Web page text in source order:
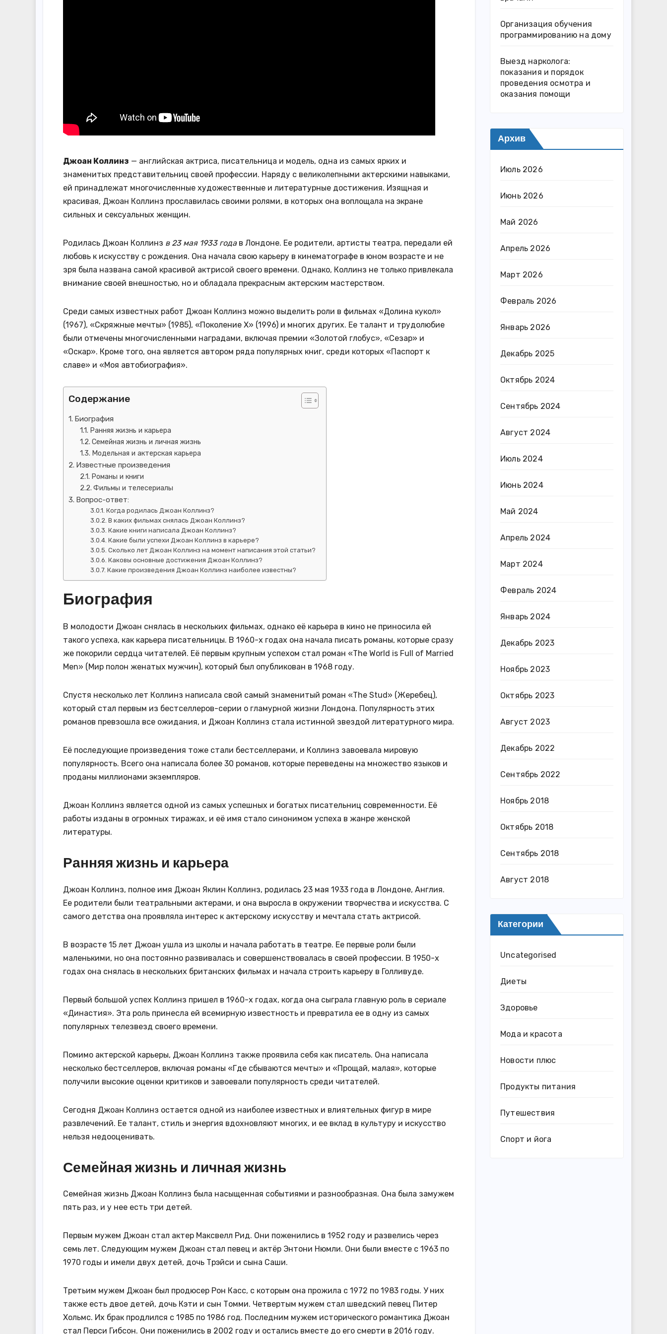
Джоан Коллинз — английская актриса, писательница и модель, одна из самых ярких и
знаменитых представительниц своей профессии. Наряду с великолепными актерскими навыками,
ей принадлежат многочисленные художественные и литературные достижения. Изящная и
красивая, Джоан Коллинз прославилась своими ролями, в которых она воплощала на экране
сильных и сексуальных женщин.
Родилась Джоан Коллинз в 23 мая 1933 годав Лондоне. Ее родители, артисты театра, передали ей
любовь к искусству с рождения. Она начала свою карьеру в кинематографе в юном возрасте и не
зря была названа самой красивой актрисой своего времени. Однако, Коллинз не только привлекала
внимание своей внешностью, но и обладала прекрасным актерским мастерством.
Среди самых известных работ Джоан Коллинз можно выделить роли в фильмах «Долина кукол»
(1967), «Скряжные мечты» (1985), «Поколение Х» (1996) и многих других. Ее талант и трудолюбие
были отмечены многочисленными наградами, включая премии «Золотой глобус», «Сезар» и
«Оскар». Кроме того, она является автором ряда популярных книг, среди которых «Паспорт к
славе» и «Моя автобиография».
Содержание
Биография
Ранняя жизнь и карьера
Семейная жизнь и личная жизнь
Модельная и актерская карьера
Известные произведения
Романы и книги
Фильмы и телесериалы
Вопрос-ответ:
Когда родилась Джоан Коллинз?
В каких фильмах снялась Джоан Коллинз?
Какие книги написала Джоан Коллинз?
Какие были успехи Джоан Коллинз в карьере?
Сколько лет Джоан Коллинз на момент написания этой статьи?
Каковы основные достижения Джоан Коллинз?
Какие произведения Джоан Коллинз наиболее известны?
Биография
В молодости Джоан снялась в нескольких фильмах, однако её карьера в кино не приносила ей
такого успеха, как карьера писательницы. В 1960-х годах она начала писать романы, которые сразу
же покорили сердца читателей. Её первым крупным успехом стал роман «The World is Full of Married
Men» (Мир полон женатых мужчин), который был опубликован в 1968 году.
Спустя несколько лет Коллинз написала свой самый знаменитый роман «The Stud» (Жеребец),
который стал первым из бестселлеров-серии о гламурной жизни Лондона. Популярность этих
романов превзошла все ожидания, и Джоан Коллинз стала истинной звездой литературного мира.
Её последующие произведения тоже стали бестселлерами, и Коллинз завоевала мировую
популярность. Всего она написала более 30 романов, которые переведены на множество языков и
проданы миллионами экземпляров.
Джоан Коллинз является одной из самых успешных и богатых писательниц современности. Её
работы изданы в огромных тиражах, и её имя стало синонимом успеха в жанре женской
литературы.
Ранняя жизнь и карьера
Джоан Коллинз, полное имя Джоан Яклин Коллинз, родилась 23 мая 1933 года в Лондоне, Англия.
Ее родители были театральными актерами, и она выросла в окружении творчества и искусства. С
самого детства она проявляла интерес к актерскому искусству и мечтала стать актрисой.
В возрасте 15 лет Джоан ушла из школы и начала работать в театре. Ее первые роли были
маленькими, но она постоянно развивалась и совершенствовалась в своей профессии. В 1950-х
годах она снялась в нескольких британских фильмах и начала строить карьеру в Голливуде.
Первый большой успех Коллинз пришел в 1960-х годах, когда она сыграла главную роль в сериале
«Династия». Эта роль принесла ей всемирную известность и превратила ее в одну из самых
популярных телезвезд своего времени.
Помимо актерской карьеры, Джоан Коллинз также проявила себя как писатель. Она написала
несколько бестселлеров, включая романы «Где сбываются мечты» и «Прощай, малая», которые
получили высокие оценки критиков и завоевали популярность среди читателей.
Сегодня Джоан Коллинз остается одной из наиболее известных и влиятельных фигур в мире
развлечений. Ее талант, стиль и энергия вдохновляют многих, и ее вклад в культуру и искусство
нельзя недооценивать.
Семейная жизнь и личная жизнь
Семейная жизнь Джоан Коллинз была насыщенная событиями и разнообразная. Она была замужем
пять раз, и у нее есть три детей.
Первым мужем Джоан стал актер Максвелл Рид. Они поженились в 1952 году и развелись через
семь лет. Следующим мужем Джоан стал певец и актёр Энтони Нюмли. Они были вместе с 1963 по
1970 годы и имели двух детей, дочь Трэйси и сына Саши.
Третьим мужем Джоан был продюсер Рон Касс, с которым она прожила с 1972 по 1983 годы. У них
также есть двое детей, дочь Кэти и сын Томми. Четвертым мужем стал шведский певец Питер
Хольмс. Их брак продлился с 1985 по 1986 год. Последним мужем исторического романтика Джоан
стал Перси Гибсон. Они поженились в 2002 году и остались вместе до его смерти в 2016 году.
Организация обучения
программированию на дому
Выезд нарколога:
показания и порядок
проведения осмотра и
оказания помощи
Архив
Июль 2026
Июнь 2026
Май 2026
Апрель 2026
Март 2026
Февраль 2026
Январь 2026
Декабрь 2025
Октябрь 2024
Сентябрь 2024
Август 2024
Июль 2024
Июнь 2024
Май 2024
Апрель 2024
Март 2024
Февраль 2024
Январь 2024
Декабрь 2023
Ноябрь 2023
Октябрь 2023
Август 2023
Декабрь 2022
Сентябрь 2022
Ноябрь 2018
Октябрь 2018
Сентябрь 2018
Август 2018
Категории
Uncategorised
Диеты
Здоровье
Мода и красота
Новости плюс
Продукты питания
Путешествия
Спорт и йога